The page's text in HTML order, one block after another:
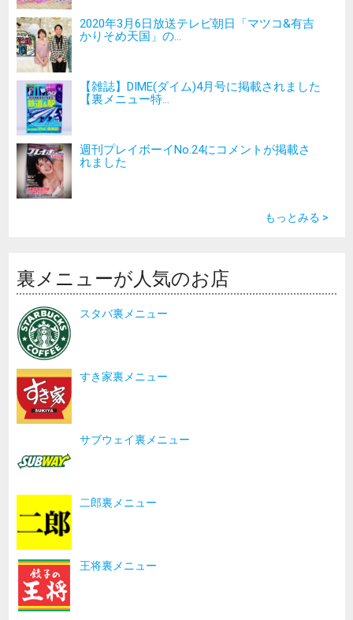
2020年3月6日放送テレビ朝日「マツコ&有吉
かりそめ天国」の...
【雑誌】DIME(ダイム)4月号に掲載されました
【裏メニュー特...
週刊プレイボーイNo.24にコメントが掲載さ
れました
もっとみる >
裏メニューが人気のお店
スタバ裏メニュー
すき家裏メニュー
サブウェイ裏メニュー
二郎裏メニュー
王将裏メニュー